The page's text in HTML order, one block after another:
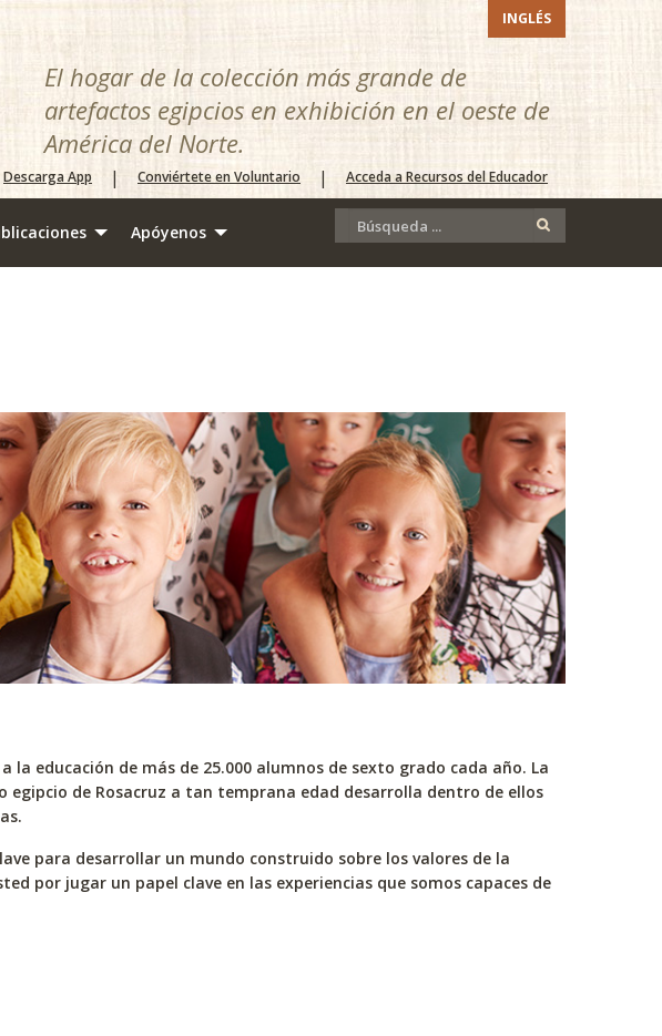
INGLÉS
El hogar de la colección más grande de
artefactos egipcios en exhibición en el oeste de
América del Norte.
Descarga App | Conviértete en Voluntario | Acceda a Recursos del Educador
Apóyenos
la educación de más de 25.000 alumnos de sexto grado cada año. La
egipcio de Rosacruz a tan temprana edad desarrolla dentro de ellos
para desarrollar un mundo construido sobre los valores de la
por jugar un papel clave en las experiencias que somos capaces de